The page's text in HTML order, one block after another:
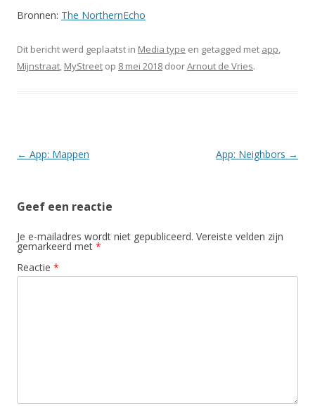
Bronnen: The NorthernEcho
Dit bericht werd geplaatst in Media type en getagged met app,
Mijnstraat, MyStreet op 8 mei 2018 doorArnout de Vries.
Berichtnavigatie
← App: Mappen App: Neighbors →
Geef een reactie
Je e-mailadres wordt niet gepubliceerd. Vereiste velden zijn
gemarkeerd met *
Reactie *